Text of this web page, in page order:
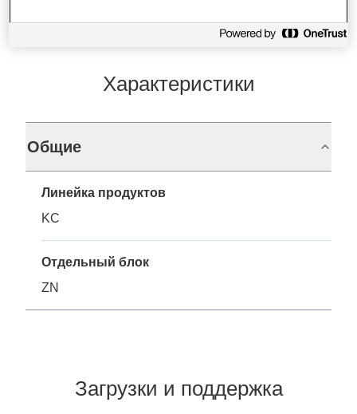
Характеристики
Общие
Линейка продуктов
KC
Отдельный блок
ZN
Загрузки и поддержка